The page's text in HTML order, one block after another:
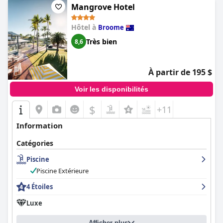
Mangrove Hotel
Hôtel à Broome
8,6 Très bien
À partir de 195 $
Voir les disponibilités
$ +11
Information
Catégories
Piscine
Piscine Extérieure
4 Étoiles
Luxe